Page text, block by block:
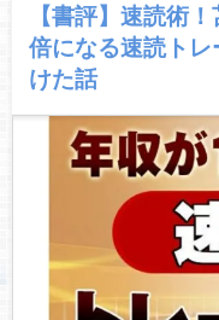
【書評】速読術
倍になる速読ト
けた話